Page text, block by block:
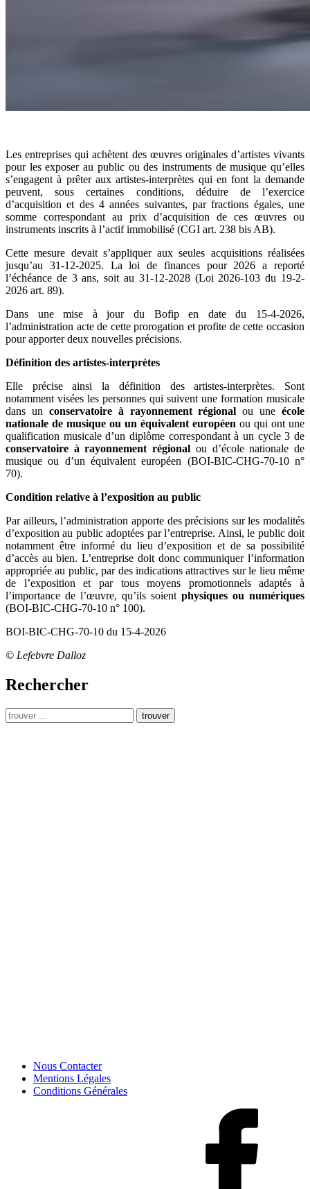
Les entreprises qui achètent des œuvres originales d’artistes vivants
pour les exposer au public ou des instruments de musique qu’elles
s’engagent à prêter aux artistes-interprètes qui en font la demande
peuvent, sous certaines conditions, déduire de l’exercice
d’acquisition et des 4 années suivantes, par fractions égales, une
somme correspondant au prix d’acquisition de ces œuvres ou
instruments inscrits à l’actif immobilisé (CGI art. 238 bis AB).
Cette mesure devait s’appliquer aux seules acquisitions réalisées
jusqu’au 31-12-2025. La loi de finances pour 2026 a reporté
l’échéance de 3 ans, soit au 31-12-2028 (Loi 2026-103 du 19-2-
2026 art. 89).
Dans une mise à jour du Bofip en date du 15-4-2026,
l’administration acte de cette prorogation et profite de cette occasion
pour apporter deux nouvelles précisions.
Définition des artistes-interprètes
Elle précise ainsi la définition des artistes-interprètes. Sont
notamment visées les personnes qui suivent une formation musicale
dans un conservatoire à rayonnement régionalou une école
nationale de musique ou un équivalent européen ou qui ont une
qualification musicale d’un diplôme correspondant à un cycle 3 de
conservatoire à rayonnement régional ou d’école nationale de
musique ou d’un équivalent européen (BOI-BIC-CHG-70-10 n°
70).
Condition relative à l’exposition au public
Par ailleurs, l’administration apporte des précisions sur les modalités
d’exposition au public adoptées par l’entreprise. Ainsi, le public doit
notamment être informé du lieu d’exposition et de sa possibilité
d’accès au bien. L’entreprise doit donc communiquer l’information
appropriée au public, par des indications attractives sur le lieu même
de l’exposition et par tous moyens promotionnels adaptés à
l’importance de l’œuvre, qu’ils soient physiques ou numériques
(BOI-BIC-CHG-70-10 n° 100).
BOI-BIC-CHG-70-10 du 15-4-2026
© Lefebvre Dalloz
Rechercher
trouver
Nous Contacter
Mentions Légales
Conditions Générales